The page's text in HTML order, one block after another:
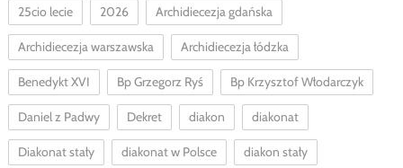
25cio lecie 2026 Archidiecezja gdańska
Archidiecezja warszawska Archidiecezja łódzka
Benedykt XVI Bp Grzegorz Ryś Bp Krzysztof Włodarczyk
Daniel z Padwy Dekret diakon diakonat
Diakonat stały diakonat w Polsce diakon stały